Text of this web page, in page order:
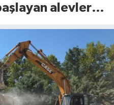
alevler